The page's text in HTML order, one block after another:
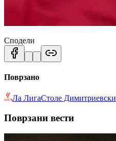
Сподели
Поврзано
Ла ЛигаСтоле Димитриевски
Поврзани вести